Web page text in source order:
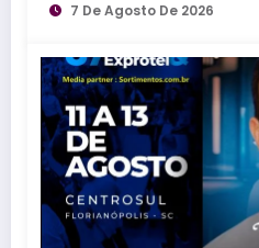
7 De Agosto De 2026